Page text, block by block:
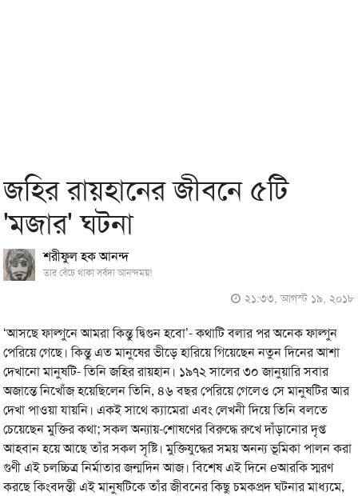
জহির রায়হানের জীবনে ৫টি
'মজার' ঘটনা
শরীফুল হক আনন্দ
তার বেঁচে থাকা সর্বদা আনন্দময়!
২১:৩৩, আগস্ট ১৯, ২০১৮
‘আসছে ফাল্গুনে আমরা কিন্তু দ্বিগুন হবো’- কথাটি বলার পর অনেক ফাল্গুন
পেরিয়ে গেছে। কিন্তু এত মানুষের ভীড়ে হারিয়ে গিয়েছেন নতুন দিনের আশা
দেখানো মানুষটি- তিনি জহির রায়হান। ১৯৭২ সালের ৩০ জানুয়ারি সবার
অজান্তে নিখোঁজ হয়েছিলেন তিনি, ৪৬ বছর পেরিয়ে গেলেও সে মানুষটির আর
দেখা পাওয়া যায়নি। একই সাথে ক্যামেরা এবং লেখনী দিয়ে তিনি বলতে
চেয়েছেন মুক্তির কথা; সকল অন্যায়-শোষণের বিরুদ্ধে রুখে দাঁড়ানোর দৃপ্ত
আহবান হয়ে আছে তাঁর সকল সৃষ্টি। মুক্তিযুদ্ধের সময় অনন্য ভূমিকা পালন করা
গুণী এই চলচ্চিত্র নির্মাতার জন্মদিন আজ। বিশেষ এই দিনে eআরকি স্মরণ
করছে কিংবদন্তী এই মানুষটিকে তাঁর জীবনের কিছু চমকপ্রদ ঘটনার মাধ্যমে,